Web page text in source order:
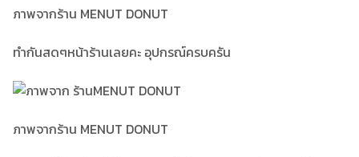
ภาพจากร้าน MENUT DONUT
ทำกันสดๆหน้าร้านเลยคะ อุปกรณ์ครบครัน
ภาพจากร้าน MENUT DONUT